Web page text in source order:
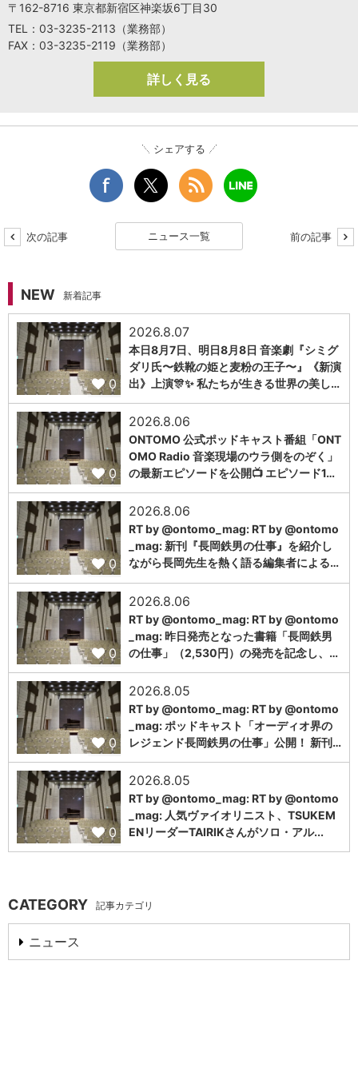
〒162-8716 東京都新宿区神楽坂6丁目30
TEL：03-3235-2113（業務部）
FAX：03-3235-2119（業務部）
詳しく見る
シェアする
次の記事 ニュース一覧 前の記事
NEW 新着記事
0
2026.8.07
本日8月7日、明日8月8日 音楽劇『シミグ
ダリ氏〜鉄靴の姫と麦粉の王子〜』《新演
出》上演🎊✨ 私たちが生きる世界の美し…
0
2026.8.06
ONTOMO 公式ポッドキャスト番組「ONT
OMO Radio 音楽現場のウラ側をのぞく」
の最新エピソードを公開📺 エピソード1…
0
2026.8.06
RT by @ontomo_mag: RT by @ontomo
_mag: 新刊『長岡鉄男の仕事』を紹介し
ながら長岡先生を熱く語る編集者による…
0
2026.8.06
RT by @ontomo_mag: RT by @ontomo
_mag: 昨日発売となった書籍「長岡鉄男
の仕事」（2,530円）の発売を記念し、…
0
2026.8.05
RT by @ontomo_mag: RT by @ontomo
_mag: ポッドキャスト「オーディオ界の
レジェンド長岡鉄男の仕事」公開！ 新刊…
0
2026.8.05
RT by @ontomo_mag: RT by @ontomo
_mag: 人気ヴァイオリニスト、TSUKEM
ENリーダーTAIRIKさんがソロ・アル...
CATEGORY 記事カテゴリ
ニュース